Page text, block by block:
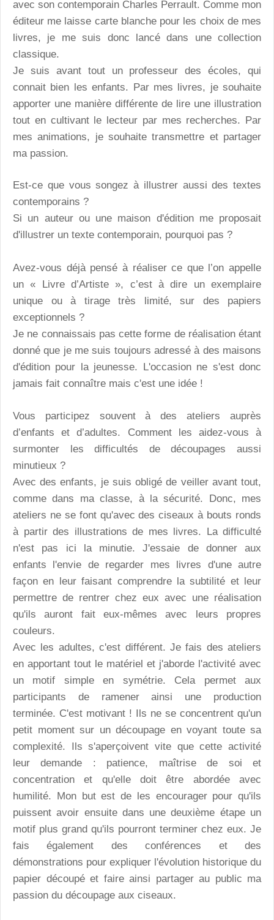
avec son contemporain Charles Perrault. Comme mon
éditeur me laisse carte blanche pour les choix de mes
livres, je me suis donc lancé dans une collection
classique.
Je suis avant tout un professeur des écoles, qui
connait bien les enfants. Par mes livres, je souhaite
apporter une manière différente de lire une illustration
tout en cultivant le lecteur par mes recherches. Par
mes animations, je souhaite transmettre et partager
ma passion.
Est-ce que vous songez à illustrer aussi des textes
contemporains ?
Si un auteur ou une maison d'édition me proposait
d'illustrer un texte contemporain, pourquoi pas ?
Avez-vous déjà pensé à réaliser ce que l’on appelle
un « Livre d’Artiste », c’est à dire un exemplaire
unique ou à tirage très limité, sur des papiers
exceptionnels ?
Je ne connaissais pas cette forme de réalisation étant
donné que je me suis toujours adressé à des maisons
d'édition pour la jeunesse. L'occasion ne s'est donc
jamais fait connaître mais c'est une idée !
Vous participez souvent à des ateliers auprès
d’enfants et d’adultes. Comment les aidez-vous à
surmonter les difficultés de découpages aussi
minutieux ?
Avec des enfants, je suis obligé de veiller avant tout,
comme dans ma classe, à la sécurité. Donc, mes
ateliers ne se font qu'avec des ciseaux à bouts ronds
à partir des illustrations de mes livres. La difficulté
n'est pas ici la minutie. J'essaie de donner aux
enfants l'envie de regarder mes livres d'une autre
façon en leur faisant comprendre la subtilité et leur
permettre de rentrer chez eux avec une réalisation
qu'ils auront fait eux-mêmes avec leurs propres
couleurs.
Avec les adultes, c'est différent. Je fais des ateliers
en apportant tout le matériel et j'aborde l'activité avec
un motif simple en symétrie. Cela permet aux
participants de ramener ainsi une production
terminée. C'est motivant ! Ils ne se concentrent qu'un
petit moment sur un découpage en voyant toute sa
complexité. Ils s'aperçoivent vite que cette activité
leur demande : patience, maîtrise de soi et
concentration et qu'elle doit être abordée avec
humilité. Mon but est de les encourager pour qu'ils
puissent avoir ensuite dans une deuxième étape un
motif plus grand qu'ils pourront terminer chez eux. Je
fais également des conférences et des
démonstrations pour expliquer l'évolution historique du
papier découpé et faire ainsi partager au public ma
passion du découpage aux ciseaux.